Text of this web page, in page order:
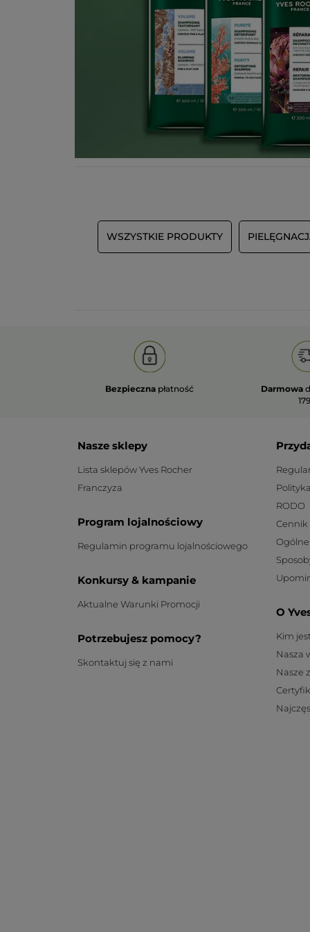
WSZYSTKIE PRODUKTY
Bezpieczna płatność Darmowa
Nasze sklepy
Lista sklepów Yves Rocher
Franczyza
Program lojalnościowy
Regulamin programu lojalnościowego
Konkursy & kampanie
Aktualne Warunki Promocji
Potrzebujesz pomocy?
Skontaktuj się z nami
RODO
Cennik
O
Kim
Nasza
Nasze